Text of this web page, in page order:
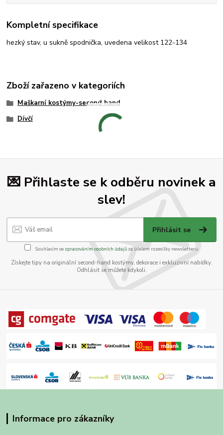
Kompletní specifikace
hezký stav, u sukně spodnička, uvedena velikost 122-134
Zboží zařazeno v kategoriích
Maškarní kostýmy-second hand
Dívčí
💌 Přihlaste se k odběru novinek a
slev!
Přihlásit se
Souhlasím se zpracováním osobních údajůza účelem rozesílky newsletteru.
Získejte tipy na originální second-hand kostýmy, dekorace i exkluzivní nabídky.
Odhlásit se můžete kdykoli.
Informace pro zákazníky